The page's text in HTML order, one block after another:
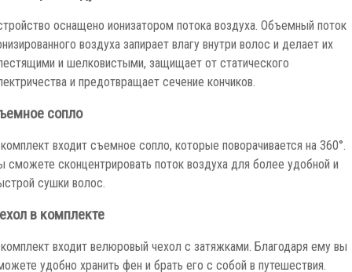
оснащено ионизатором потока воздуха. Объемный поток
воздуха запирает влагу внутри волос и делает их
и шелковистыми, защищает от статического
и предотвращает сечение кончиков.
сопло
входит съемное сопло, которые поворачивается на 360°.
сможете сконцентрировать поток воздуха для более удобной и
сушки волос.
в комплекте
входит велюровый чехол с затяжками. Благодаря ему вы
удобно хранить фен и брать его с собой в путешествия.